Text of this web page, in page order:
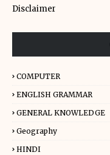
Disclaimer
COMPUTER
ENGLISH GRAMMAR
GENERAL KNOWLEDGE
Geography
HINDI